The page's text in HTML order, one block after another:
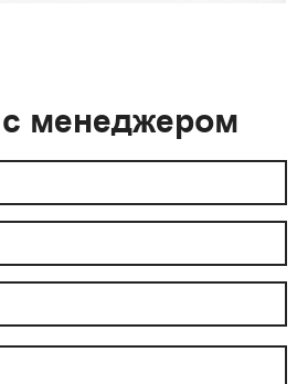
менеджером